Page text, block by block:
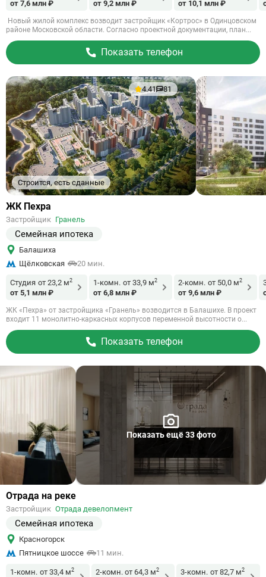
от 7,6 млн ₽ от 9,2 млн ₽ от 10,1 млн ₽
Новый жилой комплекс возводит застройщик «Кортрос» в Одинцовском
районе Московской области. Согласно проектной документации, план...
Показать телефон
Строится, есть сданные
4.41 81
Ссылка
объект
ЖК Пехра
Застройщик Гранель
Семейная ипотека
Балашиха
Щёлковская
20 мин.
Студия от 23,2 м2
от 5,1 млн ₽
1-комн. от 33,9 м2
от 6,8 млн ₽
2-комн. от 50,0 м2
от 9,6 млн ₽
ЖК «Пехра» от застройщика «Гранель» возводится в Балашихе. В проект
входит 11 монолитно-каркасных корпусов переменной высотности о...
Показать телефон
Показать ещё 33 фото
Ссылка
объект
Отрада на реке
Застройщик Отрада девелопмент
Семейная ипотека
Красногорск
Пятницкое шоссе
11 мин.
1-комн. от 33,4 м2 2-комн. от 64,3 м2 3-комн. от 82,7 м2